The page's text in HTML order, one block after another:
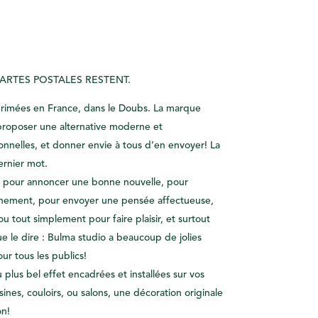
POSTALES RESTENT.
en France, dans le Doubs. La marque
une alternative moderne et
et donner envie à tous d’en envoyer! La
mot.
pour annoncer une bonne nouvelle, pour
pour envoyer une pensée affectueuse,
tout simplement pour faire plaisir, et surtout
le dire : Bulma studio a beaucoup de jolies
tous les publics!
plus bel effet encadrées et installées sur vos
couloirs, ou salons, une décoration originale